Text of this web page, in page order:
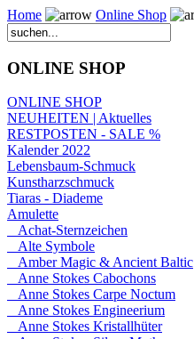
Home Online Shop
ONLINE SHOP
ONLINE SHOP
NEUHEITEN | Aktuelles
RESTPOSTEN - SALE %
Kalender 2022
Lebensbaum-Schmuck
Kunstharzschmuck
Tiaras - Diademe
Amulette
Achat-Sternzeichen
Alte Symbole
Amber Magic & Ancient Baltic
Anne Stokes Cabochons
Anne Stokes Carpe Noctum
Anne Stokes Engineerium
Anne Stokes Kristallhüter